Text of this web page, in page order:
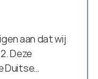
aan dat wij
Deze
Duitse